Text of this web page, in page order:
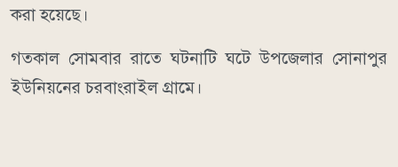
করা হয়েছে।
গতকাল সোমবার রাতে ঘটনাটি ঘটে উপজেলার সোনাপুর
ইউনিয়নের চরবাংরাইল গ্রামে।